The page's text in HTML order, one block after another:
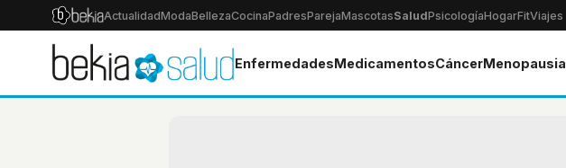
ActualidadModaBellezaCocinaPadresParejaMascotasSaludPsicologíaHogarFitViajes
EnfermedadesMedicamentosCáncerMenopausia